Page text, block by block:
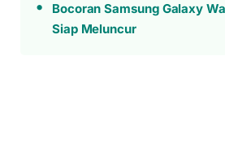
Bocoran Samsung Galaxy
Siap Meluncur